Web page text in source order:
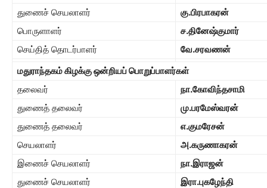
துணைச் செயலாளர்
கு.பிரபாகரன்
பொருளாளர்
ச.தினேஷ்குமார்
செய்தித் தொடர்பாளர்
வே.சரவணன்
மதுராந்தகம் கிழக்கு ஒன்றியப் பொறுப்பாளர்கள்
தலைவர்
நா.கோவிந்தசாமி
துணைத் தலைவர்
மு.பரமேஸ்வரன்
துணைத் தலைவர்
எ.குமரேசன்
செயலாளர்
அ.கருணாகரன்
இணைச் செயலாளர்
நா.இராஜன்
துணைச் செயலாளர்
இரா.புகழேந்தி